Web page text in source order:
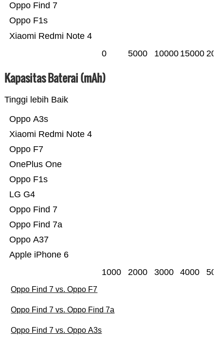
Xiaomi Redmi Note 4
Oppo F1s
Oppo Find 7
0 5000 10000 15000
Kapasitas Baterai (mAh)
Tinggi lebih Baik
Apple iPhone 6
Oppo A37
Oppo Find 7a
Oppo Find 7
LG G4
Oppo F1s
OnePlus One
Oppo F7
Xiaomi Redmi Note 4
Oppo A3s
1000 2000 3000 4000
Oppo Find 7 vs. Oppo F7
Oppo Find 7 vs. Oppo Find 7a
Oppo Find 7 vs. Oppo A3s